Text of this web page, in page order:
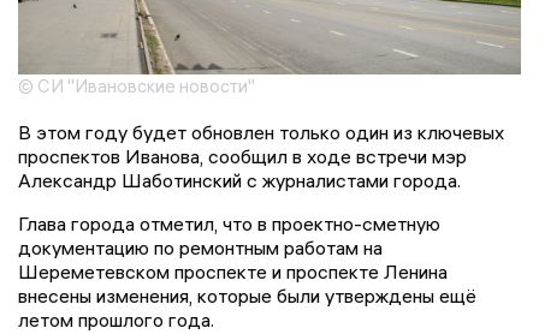
© СИ "Ивановские новости"
В этом году будет обновлен только один из ключевых
проспектов Иванова, сообщил в ходе встречи мэр
Александр Шаботинский с журналистами города.
Глава города отметил, что в проектно-сметную
документацию по ремонтным работам на
Шереметевском проспекте и проспекте Ленина
внесены изменения, которые были утверждены ещё
летом прошлого года.